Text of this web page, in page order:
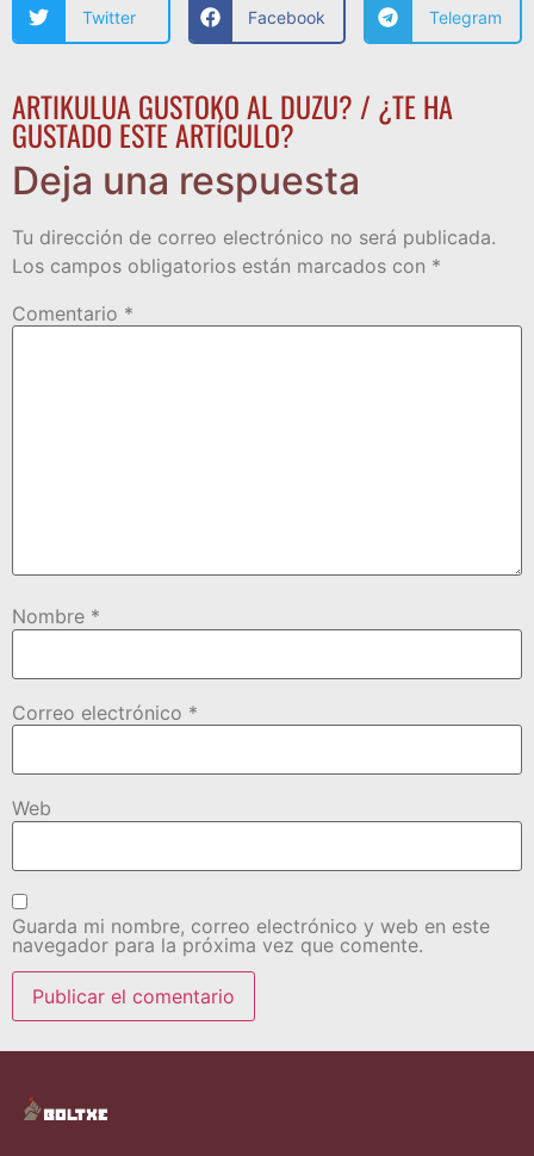
Twitter Facebook Telegram
ARTIKULUA GUSTOKO AL DUZU? / ¿TE HA
GUSTADO ESTE ARTÍCULO?
Deja una respuesta
Tu dirección de correo electrónico no será publicada.
Los campos obligatorios están marcados con *
Comentario *
Nombre *
Correo electrónico *
Web
Guarda mi nombre, correo electrónico y web en este
navegador para la próxima vez que comente.